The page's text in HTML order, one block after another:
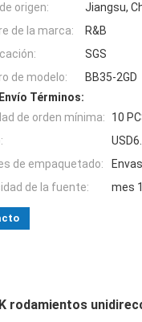
origen:
Jiangsu,
de la marca:
R&B
SGS
de modelo:
BB35-2GD
Términos:
de orden mínima:
10
de empaquetado:
de la fuente:
mes
rodamientos